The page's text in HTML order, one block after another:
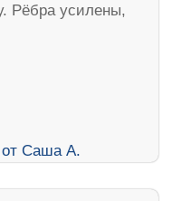
Рёбра усилены,